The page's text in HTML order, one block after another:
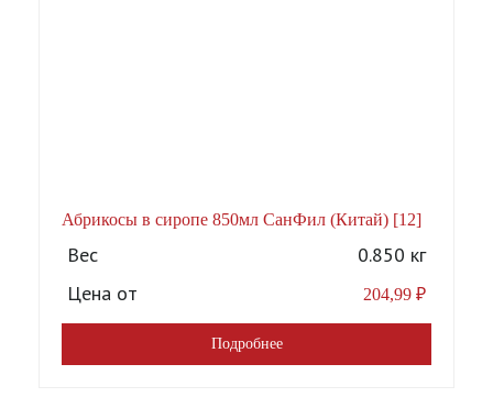
Абрикосы в сиропе 850мл СанФил (Китай) [12]
Вес
0.850 кг
Цена от
204,99 ₽
Подробнее